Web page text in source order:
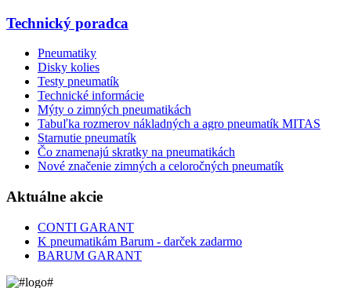
Technický poradca
Pneumatiky
Disky kolies
Testy pneumatík
Technické informácie
Mýty o zimných pneumatikách
Tabuľka rozmerov nákladných a agro pneumatík MITAS
Starnutie pneumatík
Čo znamenajú skratky na pneumatikách
Nové značenie zimných a celoročných pneumatík
Aktuálne akcie
CONTI GARANT
K pneumatikám Barum - darček zadarmo
BARUM GARANT